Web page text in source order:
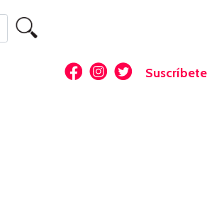
Suscríbete